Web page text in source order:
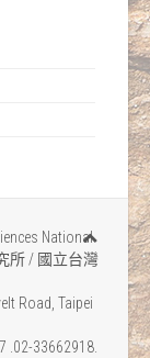
National
所 / 國立台灣
Road, Taipei
.02-33662918.